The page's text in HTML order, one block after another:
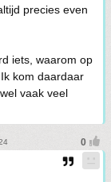
precies even
iets, waarom op
kom daardaar
vaak veel